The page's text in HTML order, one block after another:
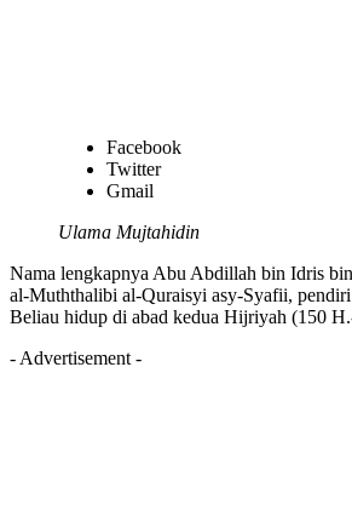
Facebook
Twitter
Gmail
Ulama Mujtahidin
Nama lengkapnya Abu Abdillah bin Idris
al-Muththalibi al-Quraisyi asy-Syafii,
Beliau hidup di abad kedua Hijriyah (150
- Advertisement -